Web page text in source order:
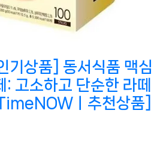
기상품] 동서식품 맥심
고소하고 단순한 라떼
ㅣ추천상품]